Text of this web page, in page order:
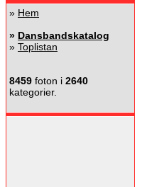
» Hem
» Dansbandskatalog
» Toplistan
8459 foton i 2640
kategorier.